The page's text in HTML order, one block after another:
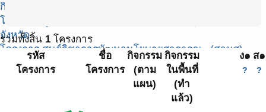
กิจกรรมทางกายในระดับพื้นที่ ปี 2564
โครงการ บูรณาการขับเคลื่อนงานสร้างเสริมสุขภาวะ 77
จังหวัด
โครงการ ศูนย์วิชาการพัฒนานโยบายสาธารณะ (ศวนส)
โครงการจัดทำแผนพัฒนากลุ่มจังหวัดภาคใต้ชายแดน ปี 66-
โครงการอื่นๆ ของ สถาบันนโยบายสาธารณะ (สนส)
รวมทั้งสิ้น 1 โครงการ
รหัส
โครงการ
ชื่อ
โครงการ
กิจกรรม
(ตาม
แผน)
กิจกรรม
ในพื้นที่
(ทำ
แล้ว)
ง๑
?
ส๑
?